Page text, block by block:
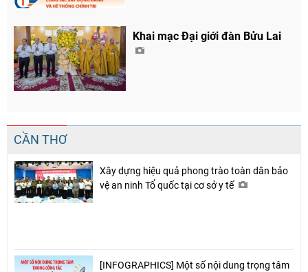
Khai mạc Đại giới đàn Bửu Lai
CẦN THƠ
Xây dựng hiệu quả phong trào toàn dân bảo
vệ an ninh Tổ quốc tại cơ sở y tế
[INFOGRAPHICS] Một số nội dung trọng tâm